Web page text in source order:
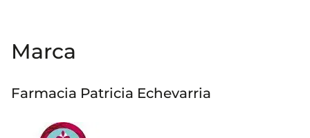
Marca
Farmacia Patricia Echevarria